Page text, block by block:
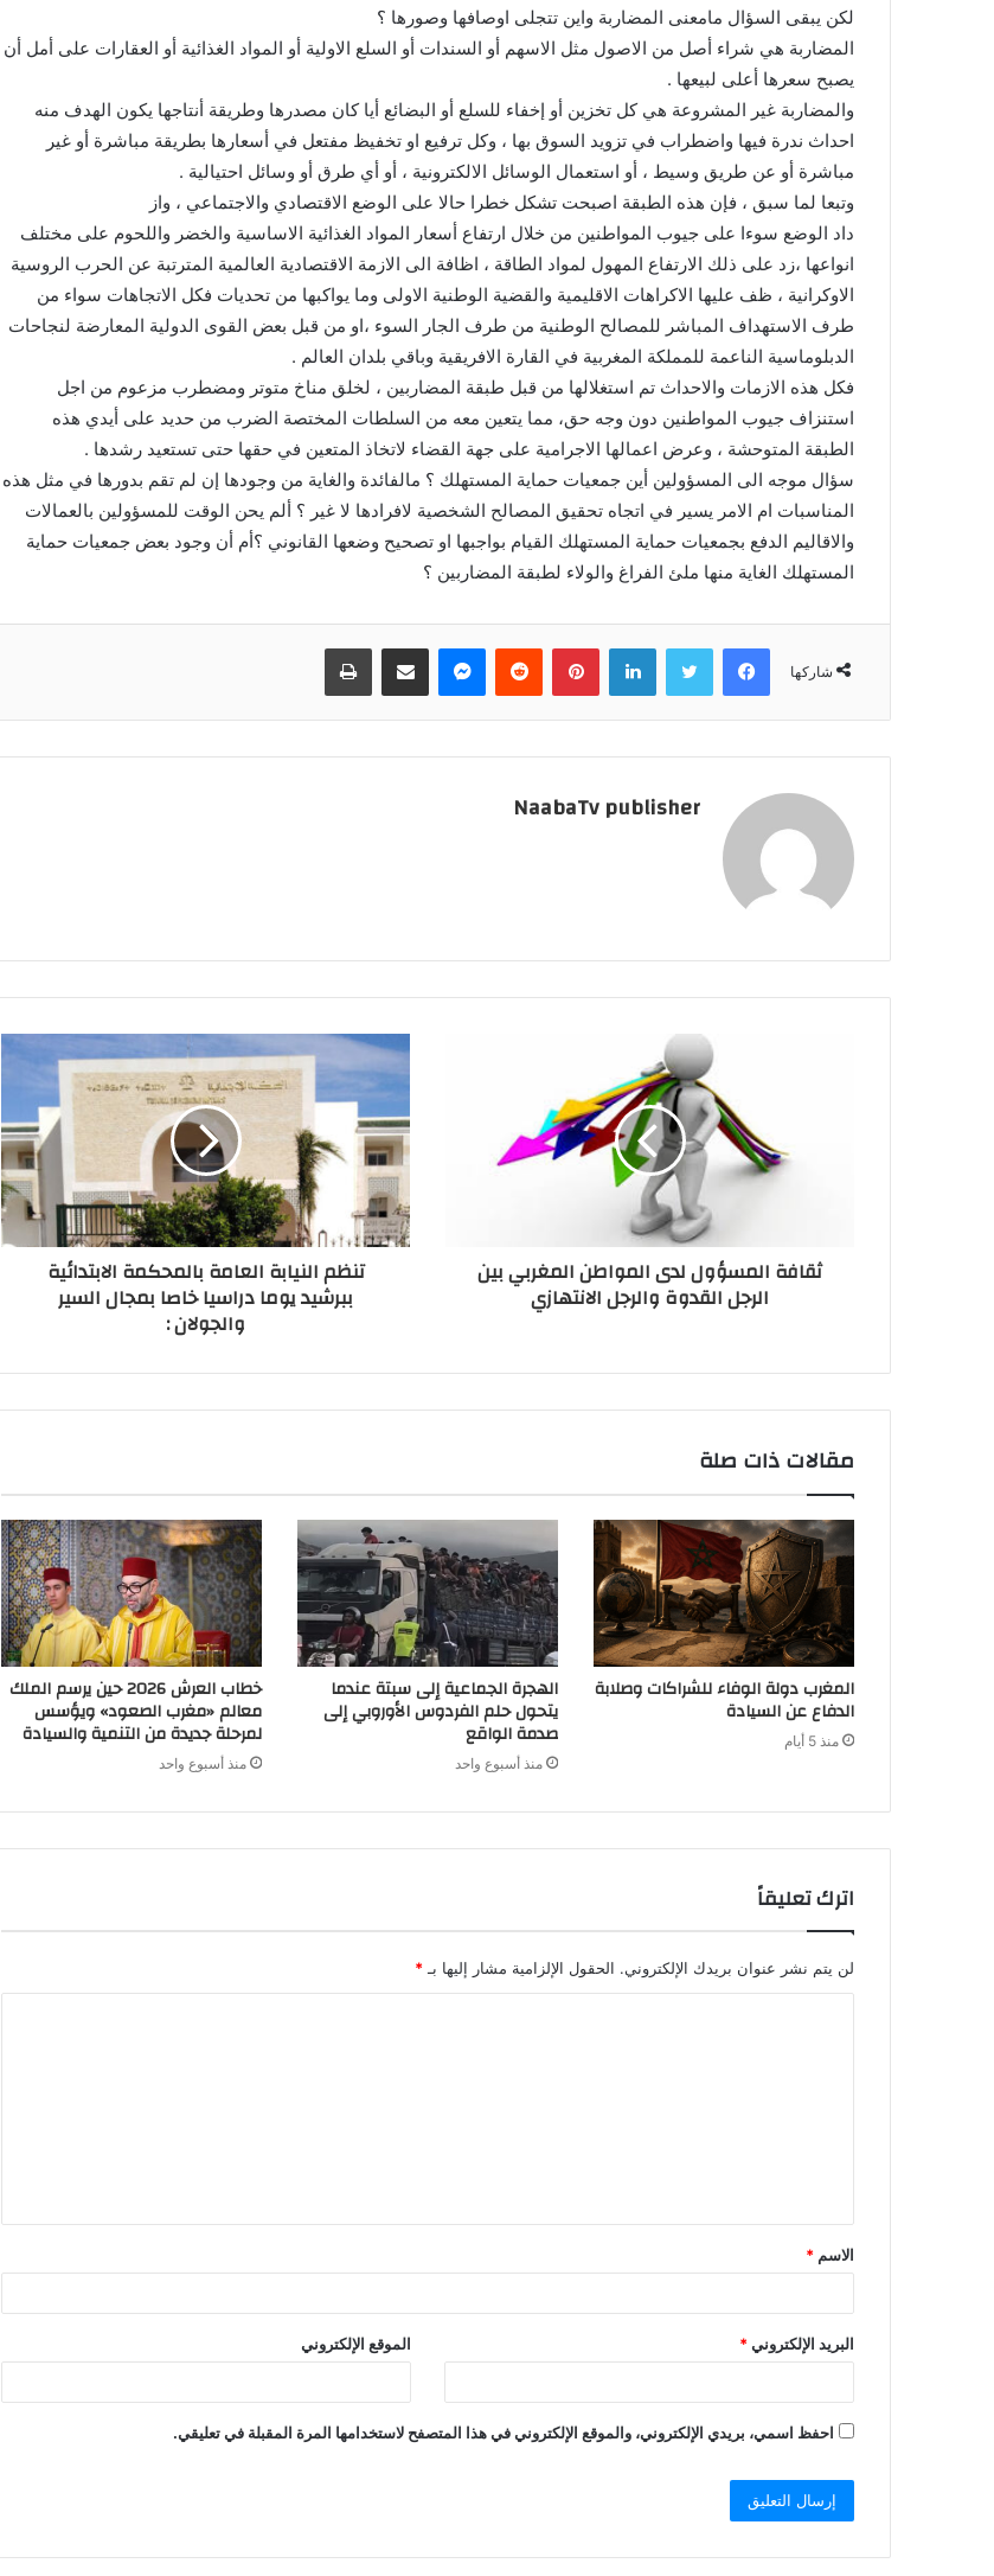
لكن يبقى السؤال مامعنى المضاربة واين تتجلى اوصافها وصورها ؟
المضاربة هي شراء أصل من الاصول مثل الاسهم أو السندات أو السلع الاولية أو المواد الغذائية أو العقارات على أمل أن
يصبح سعرها أعلى لبيعها .
والمضاربة غير المشروعة هي كل تخزين أو إخفاء للسلع أو البضائع أيا كان مصدرها وطريقة أنتاجها يكون الهدف منه
احداث ندرة فيها واضطراب في تزويد السوق بها ، وكل ترفيع او تخفيظ مفتعل في أسعارها بطريقة مباشرة أو غير
مباشرة أو عن طريق وسيط ، أو استعمال الوسائل الالكترونية ، أو أي طرق أو وسائل احتيالية .
وتبعا لما سبق ، فإن هذه الطبقة اصبحت تشكل خطرا حالا على الوضع الاقتصادي والاجتماعي ، واز
داد الوضع سوءا على جيوب المواطنين من خلال ارتفاع أسعار المواد الغذائية الاساسية والخضر واللحوم على مختلف
انواعها ،زد على ذلك الارتفاع المهول لمواد الطاقة ، اظافة الى الازمة الاقتصادية العالمية المترتبة عن الحرب الروسية
الاوكرانية ، ظف عليها الاكراهات الاقليمية والقضية الوطنية الاولى وما يواكبها من تحديات فكل الاتجاهات سواء من
طرف الاستهداف المباشر للمصالح الوطنية من طرف الجار السوء ،او من قبل بعض القوى الدولية المعارضة لنجاحات
الدبلوماسية الناعمة للمملكة المغربية في القارة الافريقية وباقي بلدان العالم .
فكل هذه الازمات والاحداث تم استغلالها من قبل طبقة المضاربين ، لخلق مناخ متوتر ومضطرب مزعوم من اجل
استنزاف جيوب المواطنين دون وجه حق، مما يتعين معه من السلطات المختصة الضرب من حديد على أيدي هذه
الطبقة المتوحشة ، وعرض اعمالها الاجرامية على جهة القضاء لاتخاذ المتعين في حقها حتى تستعيد رشدها .
سؤال موجه الى المسؤولين أين جمعيات حماية المستهلك ؟ مالفائدة والغاية من وجودها إن لم تقم بدورها في مثل هذه
المناسبات ام الامر يسير في اتجاه تحقيق المصالح الشخصية لافرادها لا غير ؟ ألم يحن الوقت للمسؤولين بالعمالات
والاقاليم الدفع بجمعيات حماية المستهلك القيام بواجبها او تصحيح وضعها القانوني ؟أم أن وجود بعض جمعيات حماية
المستهلك الغاية منها ملئ الفراغ والولاء لطبقة المضاربين ؟
شاركها
فيسبوك لينكدإن بينتيريست
NaabaTv publisher
ثقافة المسؤول لدى المواطن المغربي بين
الرجل القدوة والرجل الانتهازي
تنظم النيابة العامة بالمحكمة الابتدائية
ببرشيد يوما دراسيا خاصا بمجال السير
والجولان :
مقالات ذات صلة
المغرب دولة الوفاء للشراكات وصلابة
الدفاع عن السيادة
منذ 5 أيام
الهجرة الجماعية إلى سبتة عندما
يتحول حلم الفردوس الأوروبي إلى
صدمة الواقع
منذ أسبوع واحد
خطاب العرش 2026 حين يرسم الملك
معالم «مغرب الصعود» ويؤسس
لمرحلة جديدة من التنمية والسيادة
منذ أسبوع واحد
اترك تعليقاً
لن يتم نشر عنوان بريدك الإلكتروني. الحقول الإلزامية مشار إليها بـ*
الاسم *
البريد الإلكتروني* الموقع الإلكتروني
احفظ اسمي، بريدي الإلكتروني، والموقع الإلكتروني في هذا المتصفح لاستخدامها المرة المقبلة في تعليقي.